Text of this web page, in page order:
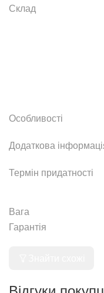
Склад
Особливості
Додаткова
Термін придатності
Вага
Гарантія